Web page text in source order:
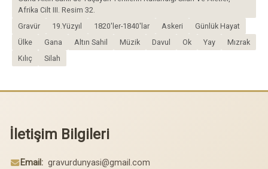
Afrika Cilt III. Resim 32.
Gravür
19.Yüzyıl 1820'ler-1840'lar Askeri
Günlük Hayat
Ülke
Gana Altın Sahil Müzik Davul Ok Yay
Mızrak
Kılıç
Silah
İletişim Bilgileri
Email: gravurdunyasi@gmail.com